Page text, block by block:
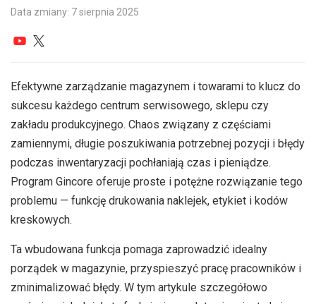
Data zmiany: 7 sierpnia 2025
Efektywne zarządzanie magazynem i towarami to klucz do
sukcesu każdego centrum serwisowego, sklepu czy
zakładu produkcyjnego. Chaos związany z częściami
zamiennymi, długie poszukiwania potrzebnej pozycji i błędy
podczas inwentaryzacji pochłaniają czas i pieniądze.
Program Gincore oferuje proste i potężne rozwiązanie tego
problemu — funkcję drukowania naklejek, etykiet i kodów
kreskowych.
Ta wbudowana funkcja pomaga zaprowadzić idealny
porządek w magazynie, przyspieszyć pracę pracowników i
zminimalizować błędy. W tym artykule szczegółowo